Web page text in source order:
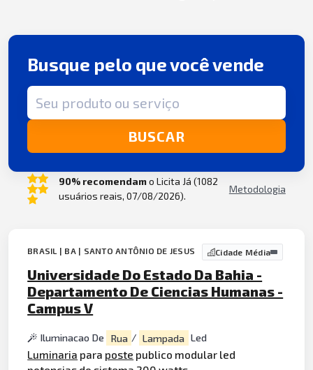
Busque pelo que você vende
Termo de busca
BUSCAR
90% recomendamo Licita Já (1082
usuários reais, 07/08/2026).
Metodologia
BRASIL | BA | SANTO ANTÔNIO DE JESUS Cidade Média
Universidade Do Estado Da Bahia -
Departamento De Ciencias Humanas -
Campus V
Iluminacao De Rua / Lampada Led
Luminaria para poste publico modular led